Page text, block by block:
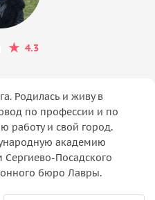
4.3
Родилась и живу в
по профессии и по
работу и свой город.
академию
Сергиево-Посадского
бюро Лавры.